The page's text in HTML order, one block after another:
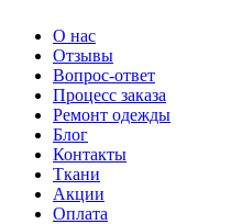
О нас
Отзывы
Вопрос-ответ
Процесс заказа
Ремонт одежды
Блог
Контакты
Ткани
Акции
Оплата